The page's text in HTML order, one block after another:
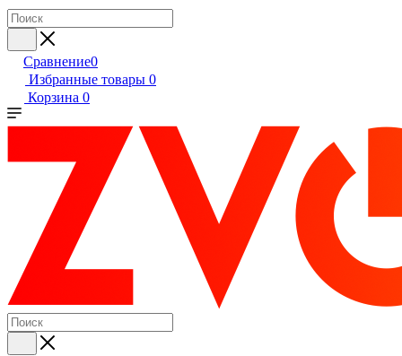
Сравнение0
Избранные товары 0
Корзина 0